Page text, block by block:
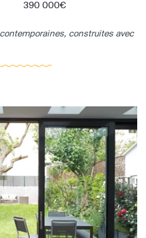
390 000€
construites avec